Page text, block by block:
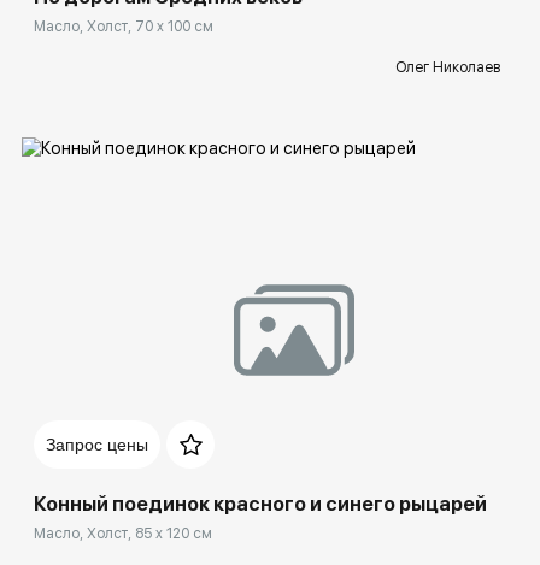
Масло, Холст, 70 x 100 см
Олег Николаев
Запрос цены
Конный поединок красного и синего рыцарей
Масло, Холст, 85 x 120 см